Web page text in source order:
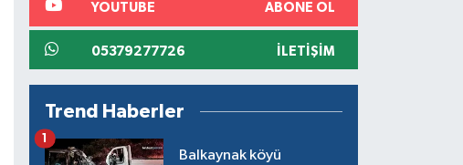
YOUTUBE ABONE OL
05379277726 İLETIŞIM
Trend Haberler
Balkaynak köyü
1